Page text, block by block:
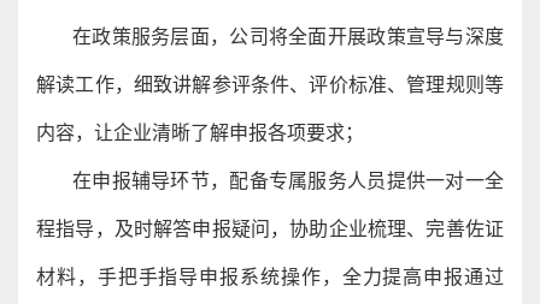
在政策服务层面，公司将全面开展政策宣导与深度
解读工作，细致讲解参评条件、评价标准、管理规则等
内容，让企业清晰了解申报各项要求；
在申报辅导环节，配备专属服务人员提供一对一全
程指导，及时解答申报疑问，协助企业梳理、完善佐证
材料，手把手指导申报系统操作，全力提高申报通过